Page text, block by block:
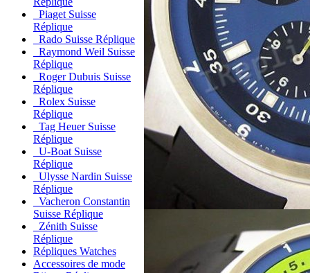
Piaget Suisse
Réplique
Rado Suisse Réplique
Raymond Weil Suisse
Réplique
Roger Dubuis Suisse
Réplique
Rolex Suisse
Réplique
Tag Heuer Suisse
Réplique
U-Boat Suisse
Réplique
Ulysse Nardin Suisse
Réplique
Vacheron Constantin
Suisse Réplique
Zénith Suisse
Réplique
Répliques Watches
Accessoires de mode